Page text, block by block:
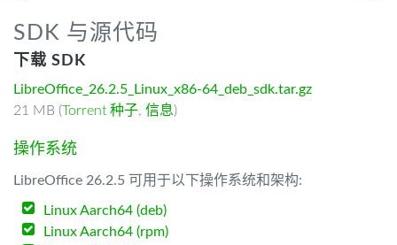
SDK 与源代码
下载 SDK
LibreOffice_26.2.5_Linux_x86-64_deb_sdk.tar.gz
21 MB (Torrent 种子, 信息)
操作系统
LibreOffice 26.2.5 可用于以下操作系统和架构:
Linux Aarch64 (deb)
Linux Aarch64 (rpm)